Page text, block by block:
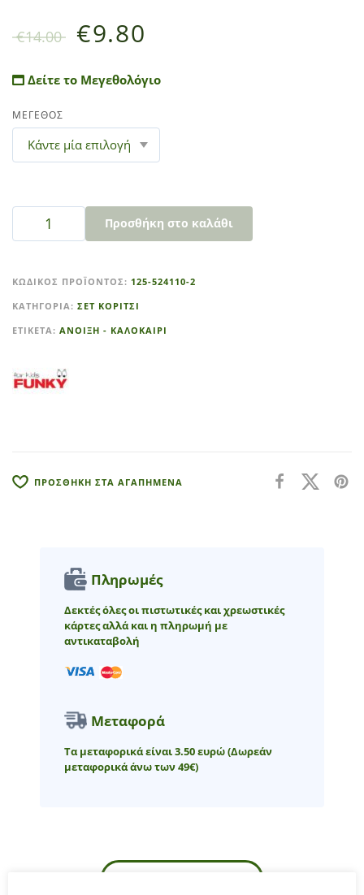
€14.00 €9.80
Δείτε το Μεγεθολόγιο
ΜΕΓΕΘΟΣ
Προσθήκη στο καλάθι
t
e
r
t
ΚΩΔΙΚΌΣ ΠΡΟΪΌΝΤΟΣ: 125-524110-2
ΚΑΤΗΓΟΡΊΑ: ΣΕΤ ΚΟΡΙΤΣΙ
ΕΤΙΚΈΤΑ: ΑΝΟΙΞΗ - ΚΑΛΟΚΑΙΡΙ
ΠΡΟΣΘΗΚΗ ΣΤΑ ΑΓΑΠΗΜΕΝΑ
Πληρωμές
Δεκτές όλες οι πιστωτικές και χρεωστικές
κάρτες αλλά και η πληρωμή με
αντικαταβολή
Μεταφορά
Τα μεταφορικά είναι 3.50 ευρώ(Δωρεάν
μεταφορικά άνω των 49€)